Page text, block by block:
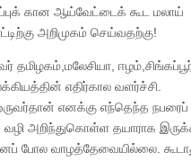
கான ஆய்வேட்டைக் கூட மலாய்
அறிமுகம் செய்வதற்கு!
எதிர்கால வளர்ச்சி.
எனக்கு எந்தெந்த நபரைப்
அறிந்துகொள்ள தயாராக
போல வாழத்தேவையில்லை.